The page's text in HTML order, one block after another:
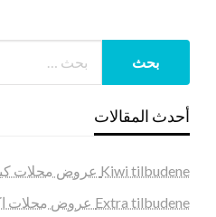
أحدث المقالات
Kiwi tilbudene عروض محلات كيوي في الأسبوع 6
Extra tilbudene عروض محلات اكسترا في الاسبوع 6